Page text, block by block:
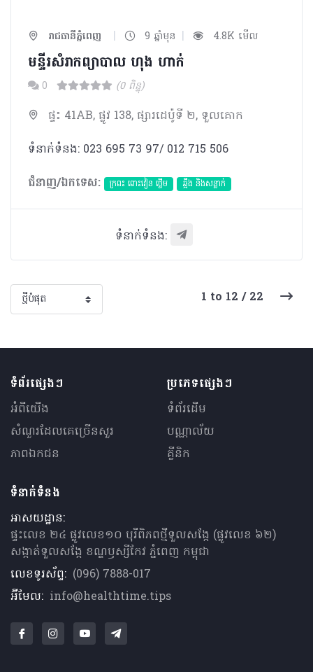
រាជធានីភ្នំពេញ | 9 ឆ្នាំមុន | 4.8K មើល
មន្ទីរសំរាកព្យាបាល ហុង ហាក់
0 (0 ពិន្ទុ)
ផ្ទះ 41AB, ផ្លូវ 138, ផ្សារដេប៉ូទី ២, ទួលគោក
ទំនាក់ទំនង: 023 695 73 97/ 012 715 506
ជំនាញ/ឯកទេស:
ក្រពះ ពោះវៀន ថ្លើម ឆ្អឹង និងសន្លាក់
ទំនាក់ទំនង:
1 to 12 / 22
ទំព័រផ្សេងៗ
អំពីយើង
សំណួរ​ដែលគេ​ច្រើន​សួរ
ភាពឯកជន
ប្រភេទផ្សេងៗ
ទំព័រដើម
បណ្ណាល័យ
គ្លីនិក
ទំនាក់ទំនង
អាសយដ្ឋាន:
ផ្ទះលេខ ២៤ ផ្លូវលេខ១០ បុរីពិភពថ្មីទួលសង្កែ (ផ្លូវលេខ ៦២)
សង្កាត់ទួលសង្កែ ខណ្ឌឫស្សីកែវ ភ្នំពេញ កម្ពុជា
លេខទូរស័ព្ទ: (096) 7888-017
អ៊ីមែល: info@healthtime.tips